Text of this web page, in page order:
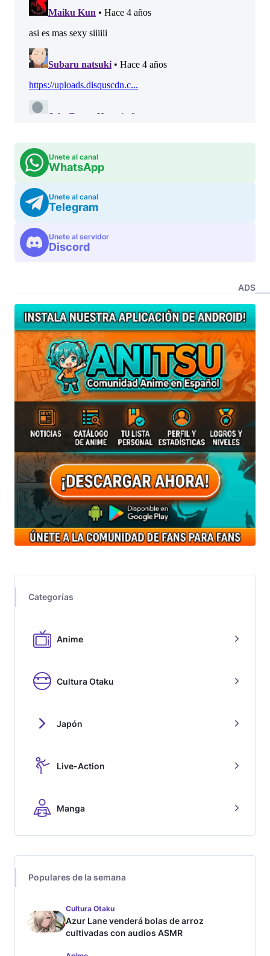
Unete al canal
WhatsApp
Unete al canal
Telegram
Unete al servidor
Discord
ADS
Categorías
Anime
Cultura Otaku
Japón
Live-Action
Manga
Populares de la semana
Cultura Otaku
Azur Lane venderá bolas de arroz
cultivadas con audios ASMR